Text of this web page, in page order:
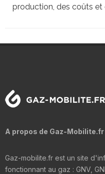
production, des coûts et
A propos de Gaz-Mobilite.fr
Gaz-mobilite.fr est un site
fonctionnant au gaz : GNV,